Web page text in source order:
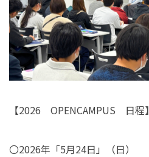
【2026 OPENCAMPUS 日程】
〇2026年「5月24日」（日）